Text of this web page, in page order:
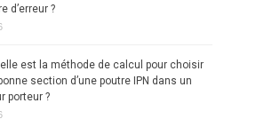
d’erreur ?
est la méthode de calcul pour choisir
section d’une poutre IPN dans un
porteur ?